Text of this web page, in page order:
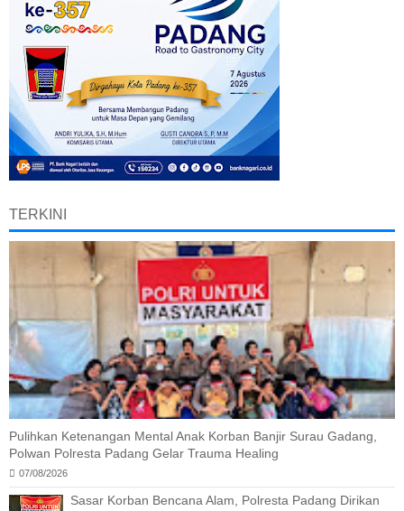
TERKINI
Pulihkan Ketenangan Mental Anak Korban Banjir Surau Gadang,
Polwan Polresta Padang Gelar Trauma Healing
07/08/2026
Sasar Korban Bencana Alam, Polresta Padang Dirikan